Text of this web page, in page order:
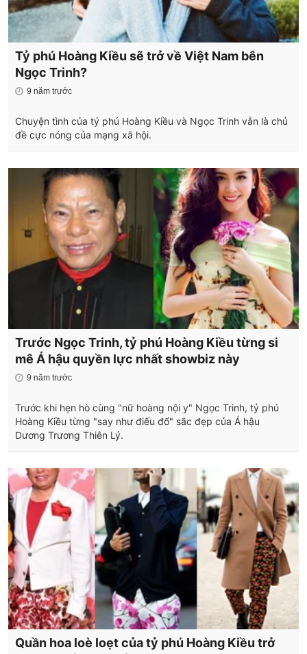
Tỷ phú Hoàng Kiều sẽ trở về Việt Nam bên
Ngọc Trinh?
9 năm trước
Chuyện tình của tý phú Hoàng Kiều và Ngọc Trinh vẫn là chủ
đề cực nóng của mạng xã hội.
Trước Ngọc Trinh, tỷ phú Hoàng Kiều từng si
mê Á hậu quyền lực nhất showbiz này
9 năm trước
Trước khi hẹn hò cùng "nữ hoàng nội y" Ngọc Trinh, tỷ phú
Hoàng Kiều từng "say như điếu đổ" sắc đẹp của Á hậu
Dương Trương Thiên Lý.
Quần hoa loè loẹt của tỷ phú Hoàng Kiều trở